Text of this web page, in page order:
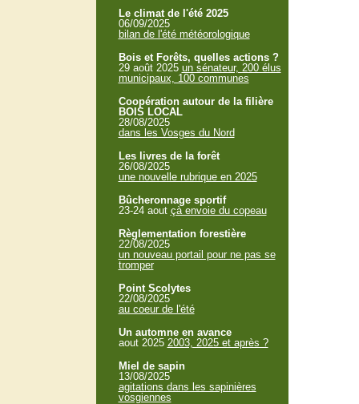
Le climat de l'été 2025
06/09/2025
bilan de l'été météorologique
Bois et Forêts, quelles actions ?
29 août 2025 un sénateur, 200 élus
municipaux, 100 communes
Coopération autour de la filière
BOIS LOCAL
28/08/2025
dans les Vosges du Nord
Les livres de la forêt
26/08/2025
une nouvelle rubrique en 2025
Bûcheronnage sportif
23-24 aout çà envoie du copeau
Règlementation forestière
22/08/2025
un nouveau portail pour ne pas se
tromper
Point Scolytes
22/08/2025
au coeur de l'été
Un automne en avance
aout 2025 2003, 2025 et après ?
Miel de sapin
13/08/2025
agitations dans les sapinières
vosgiennes